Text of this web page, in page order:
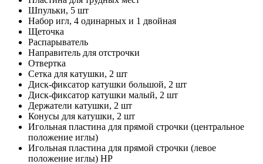
Шпульки, 5 шт
Набор игл, 4 одинарных и 1 двойная
Щеточка
Распарыватель
Направитель для отстрочки
Отвертка
Сетка для катушки, 2 шт
Диск-фиксатор катушки большой, 2 шт
Диск-фиксатор катушки малый, 2 шт
Держатели катушки, 2 шт
Конусы для катушки, 2 шт
Игольная пластина для прямой строчки (центральное
положение иглы)
Игольная пластина для прямой строчки (левое
положение иглы) HP